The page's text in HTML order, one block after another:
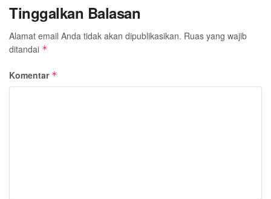
Tinggalkan Balasan
Alamat email Anda tidak akan dipublikasikan. Ruas yang wajib
ditandai *
Komentar *